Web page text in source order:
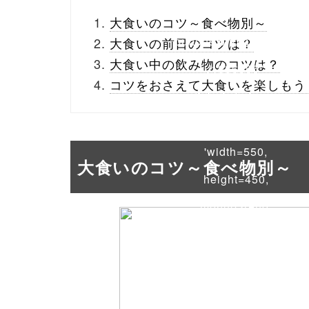
_theme/parts/sns-
buttons.php on line
/1036556"
onclick="window.open
'width=550,
height=450,
menubar=no,
大食いのコツ～食べ物別～
大食いの前日のコツは？
大食い中の飲み物のコツは？
コツをおさえて大食いを楽しも
大食いのコツ～食べ物別～